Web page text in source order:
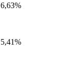
6,63%
5,41%